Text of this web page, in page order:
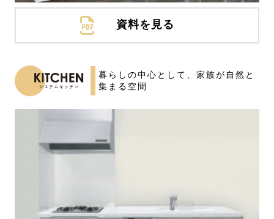
資料を見る
暮らしの中心として、 家族が自然と
集まる空間